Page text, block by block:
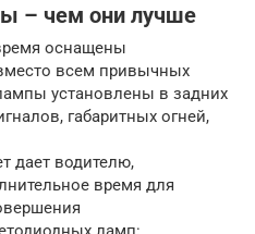
– чем они лучше
оснащены
всем привычных
установлены в задних
габаритных огней,
дает водителю,
время для